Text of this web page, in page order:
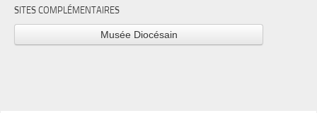
SITES COMPLÉMENTAIRES
Musée Diocésain